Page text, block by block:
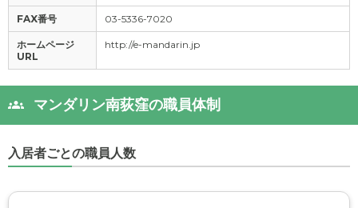
FAX番号 03-5336-7020
ホームページ
URL
http://e-mandarin.jp
マンダリン南荻窪の職員体制
入居者ごとの職員人数